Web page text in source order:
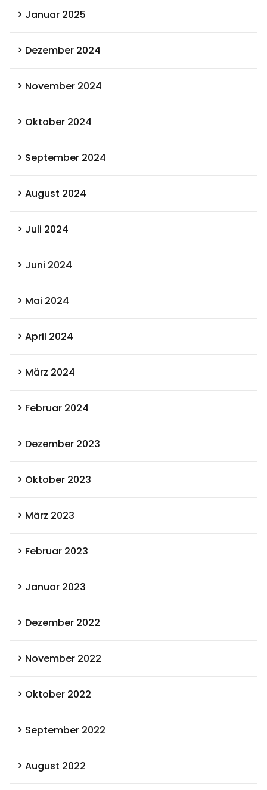
Januar 2025
Dezember 2024
November 2024
Oktober 2024
September 2024
August 2024
Juli 2024
Juni 2024
Mai 2024
April 2024
März 2024
Februar 2024
Dezember 2023
Oktober 2023
März 2023
Februar 2023
Januar 2023
Dezember 2022
November 2022
Oktober 2022
September 2022
August 2022